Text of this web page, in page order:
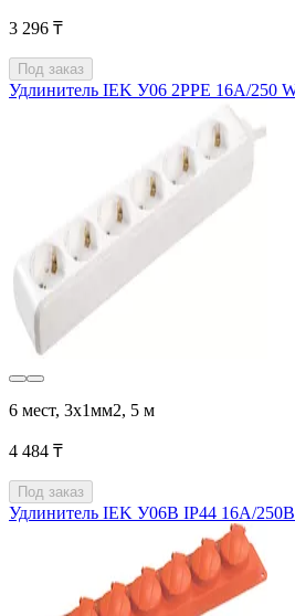
3 296 ₸
Под заказ
Удлинитель IEK У06 2PPE 16А/250
6 мест, 3х1мм2, 5 м
4 484 ₸
Под заказ
Удлинитель IEK У06В IP44 16А/